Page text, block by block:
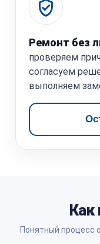
Ремонт без
проверяем
согласуем
выполняем
Понятный процесс